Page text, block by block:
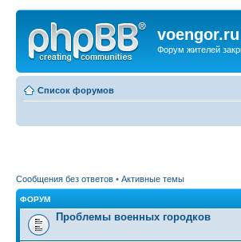
voengor.ru
Форум жителей
Список форумов
Сообщения без ответов • Активные темы
ФОРУМ
Проблемы военных городков